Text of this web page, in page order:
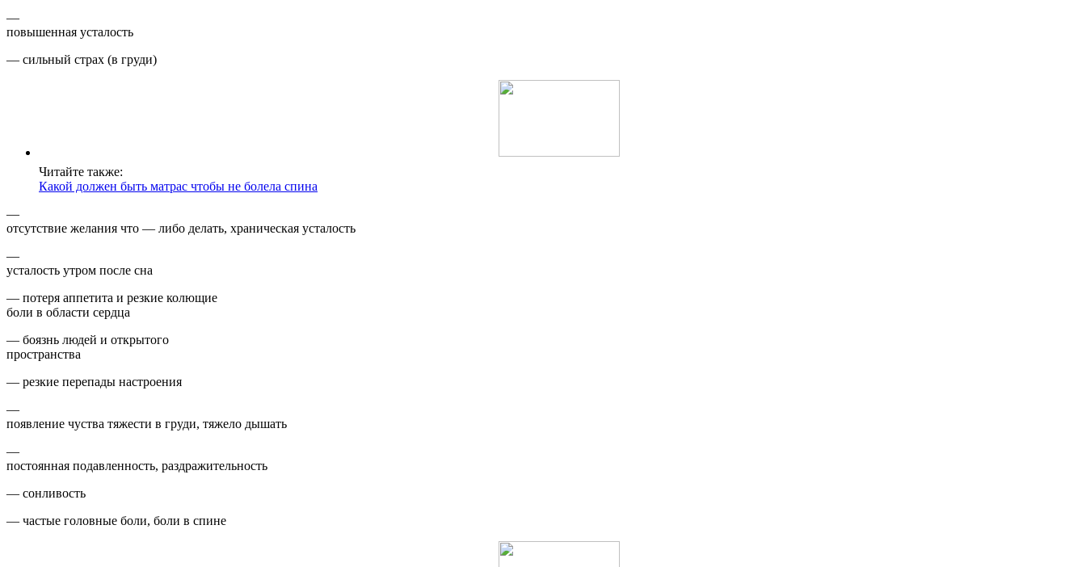
—
повышенная усталость
— сильный страх (в груди)
Читайте также:
Какой должен быть матрас чтобы не болела спина
—
отсутствие желания что — либо делать, храническая усталость
—
усталость утром после сна
— потеря аппетита и резкие колющие
боли в области сердца
— боязнь людей и открытого
пространства
— резкие перепады настроения
—
появление чуства тяжести в груди, тяжело дышать
—
постоянная подавленность, раздражительность
— сонливость
— частые головные боли, боли в спине